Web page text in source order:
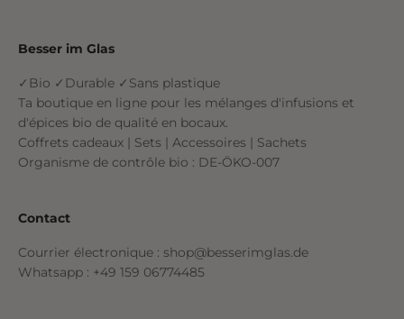
Besser im Glas
✓Bio ✓Durable ✓Sans plastique
Ta boutique en ligne pour les mélanges d'infusions et
d'épices bio de qualité en bocaux.
Coffrets cadeaux | Sets | Accessoires | Sachets
Organisme de contrôle bio : DE-ÖKO-007
Contact
Courrier électronique : shop@besserimglas.de
Whatsapp : +49 159 06774485